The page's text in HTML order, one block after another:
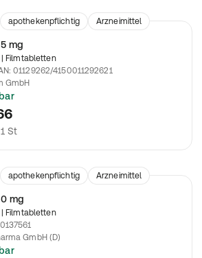
apothekenpflichtig Arzneimittel
mg
| Filmtabletten
:01129262/4150011292621
GmbH
Arzneimittel
St
apothekenpflichtig Arzneimittel
mg
| Filmtabletten
GmbH (D)